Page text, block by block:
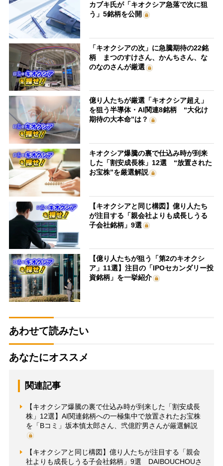
カブキ氏が「キオクシア急落で次に狙
う」5銘柄を公開
「キオクシアの次」に急騰期待の22銘
柄 まつのすけさん、かんちさん、な
のなのさんが厳選
億り人たちが厳選「キオクシア超え」
を狙う半導体・AI関連8銘柄 “大化け
期待の大本命”は？
キオクシア爆騰の裏で仕込み時が到来
した「割安成長株」12選 “放置された
お宝株”を厳選解説
【キオクシアと同じ構図】億り人たち
が注目する「親会社よりも成長しうる
子会社銘柄」9選
【億り人たちが狙う「第2のキオクシ
ア」11選】注目の「IPOセカンダリー投
資銘柄」を一挙紹介
あわせて読みたい
あなたにオススメ
関連記事
【キオクシア爆騰の裏で仕込み時が到来した「割安成長
株」12選】AI関連銘柄への一極集中で放置されたお宝株
を「Bコミ」坂本慎太郎さん、弐億貯男さんが厳選解説
【キオクシアと同じ構図】億り人たちが注目する「親会
社よりも成長しうる子会社銘柄」9選 DAIBOUCHOUさ